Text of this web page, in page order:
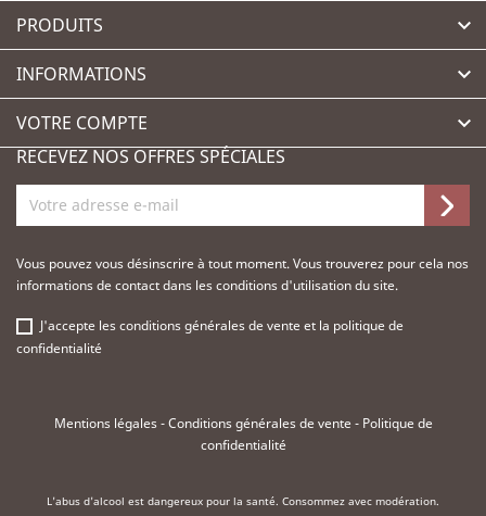
PRODUITS 
INFORMATIONS 
VOTRE COMPTE 
RECEVEZ NOS OFFRES SPÉCIALES
Vous pouvez vous désinscrire à tout moment. Vous trouverez pour cela nos
informations de contact dans les conditions d'utilisation du site.
J'accepte lesconditions générales de vente et la politique de
confidentialité
Mentions légales-Conditions générales de vente - Politique de
confidentialité
L'abus d'alcool est dangereux pour la santé. Consommez avec modération.